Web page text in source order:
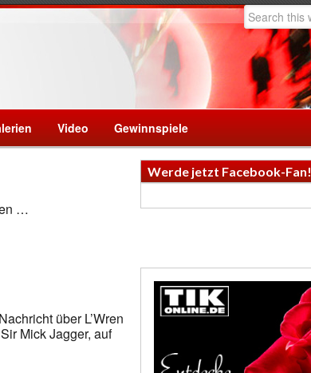
Video Gewinnspiele
…
über L’Wren
Mick Jagger, auf
Werde jetzt Facebook-Fan!